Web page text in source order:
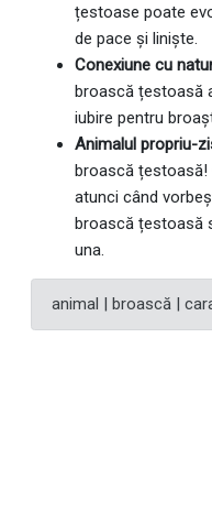
țestoase poate
de pace și liniște.
Conexiune cu
broască țestoasă
iubire pentru
Animalul propriu-
broască țestoasă!
atunci când
broască țestoasă
una.
animal | broască |